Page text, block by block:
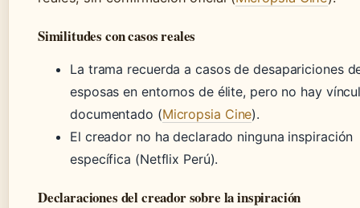
Similitudes con casos reales
La trama recuerda a casos de desapariciones
esposas en entornos de élite, pero no hay
documentado (Micropsia Cine).
El creador no ha declarado ninguna inspiración
específica (Netflix Perú).
Declaraciones del creador sobre la inspiración